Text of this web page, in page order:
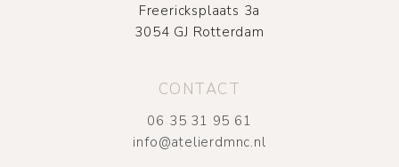
Freericksplaats 3a
3054 GJ Rotterdam
CONTACT
06 35 31 95 61
info@atelierdmnc.nl